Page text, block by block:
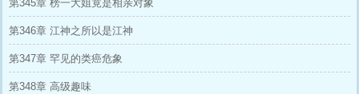
第345章 榜一大姐竟是相亲对象
第346章 江神之所以是江神
第347章 罕见的类癌危象
第348章 高级趣味